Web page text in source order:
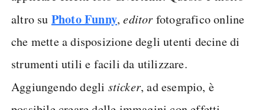
altro su Photo Funny,editor fotografico online
che mette a disposizione degli utenti decine di
strumenti utili e facili da utilizzare.
Aggiungendo degli sticker, ad esempio, è